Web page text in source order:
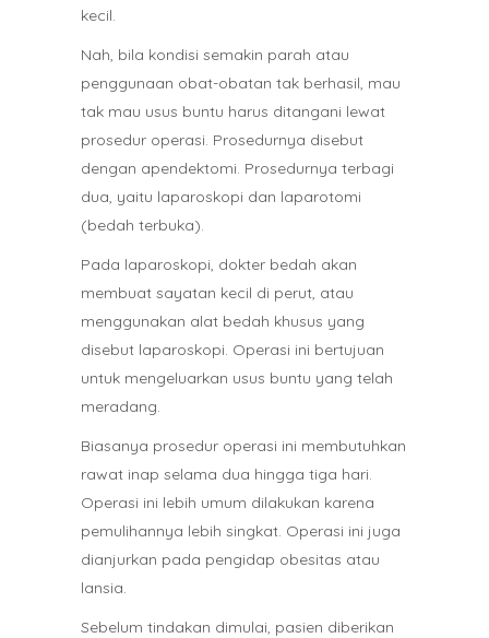
kecil.
Nah, bila kondisi semakin parah atau
penggunaan obat-obatan tak berhasil, mau
tak mau usus buntu harus ditangani lewat
prosedur operasi. Prosedurnya disebut
dengan apendektomi. Prosedurnya terbagi
dua, yaitu laparoskopi dan laparotomi
(bedah terbuka).
Pada laparoskopi, dokter bedah akan
membuat sayatan kecil di perut, atau
menggunakan alat bedah khusus yang
disebut laparoskopi. Operasi ini bertujuan
untuk mengeluarkan usus buntu yang telah
meradang.
Biasanya prosedur operasi ini membutuhkan
rawat inap selama dua hingga tiga hari.
Operasi ini lebih umum dilakukan karena
pemulihannya lebih singkat. Operasi ini juga
dianjurkan pada pengidap obesitas atau
lansia.
Sebelum tindakan dimulai, pasien diberikan